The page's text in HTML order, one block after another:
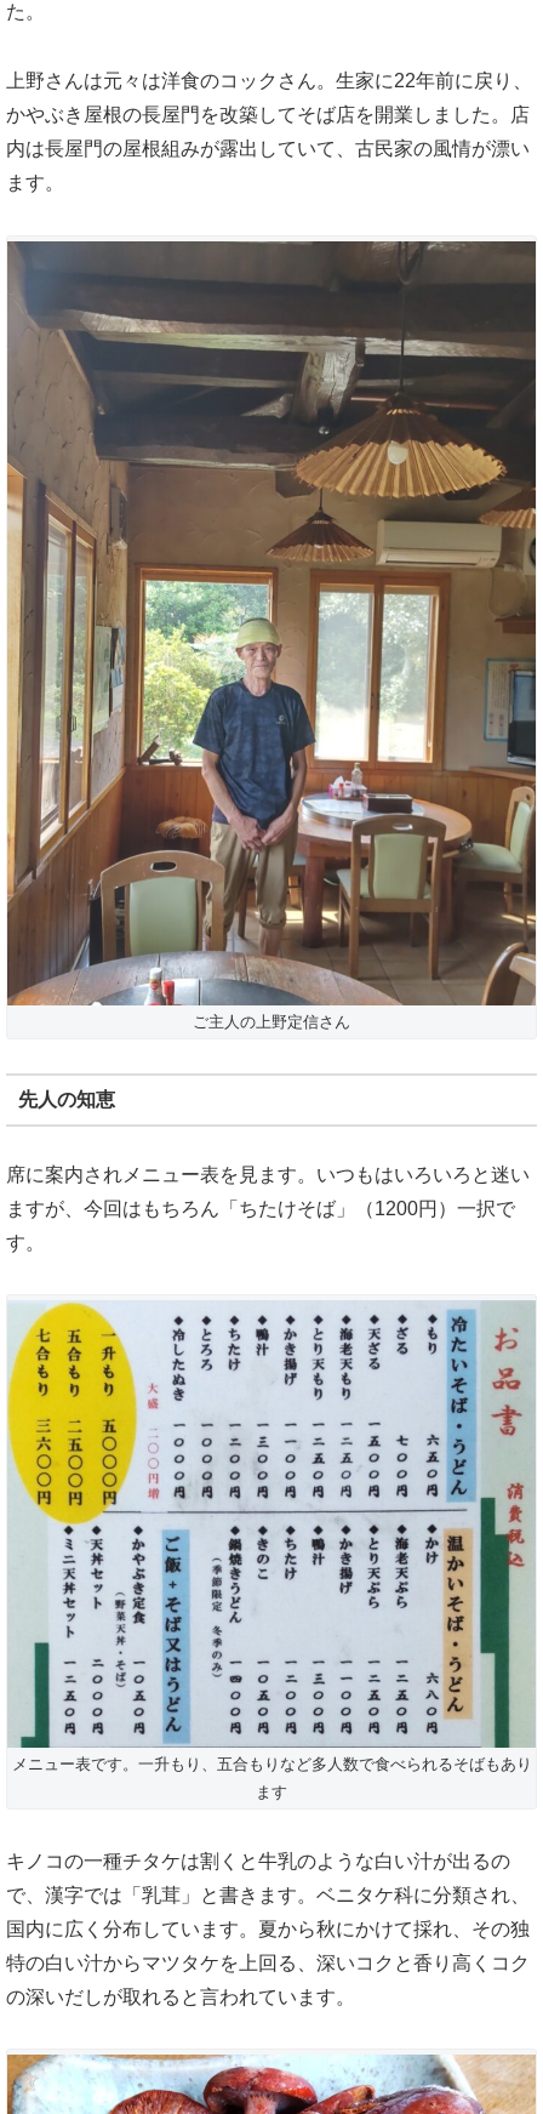
た。
上野さんは元々は洋食のコックさん。生家に22年前に戻り、
かやぶき屋根の長屋門を改築してそば店を開業しました。店
内は長屋門の屋根組みが露出していて、古民家の風情が漂い
ます。
ご主人の上野定信さん
先人の知恵
席に案内されメニュー表を見ます。いつもはいろいろと迷い
ますが、今回はもちろん「ちたけそば」（1200円）一択で
す。
メニュー表です。一升もり、五合もりなど多人数で食べられるそばもあり
ます
キノコの一種チタケは割くと牛乳のような白い汁が出るの
で、漢字では「乳茸」と書きます。ベニタケ科に分類され、
国内に広く分布しています。夏から秋にかけて採れ、その独
特の白い汁からマツタケを上回る、深いコクと香り高くコク
の深いだしが取れると言われています。